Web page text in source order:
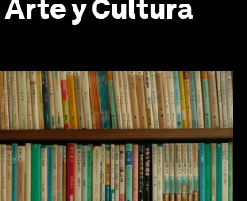
Arte y Cultura